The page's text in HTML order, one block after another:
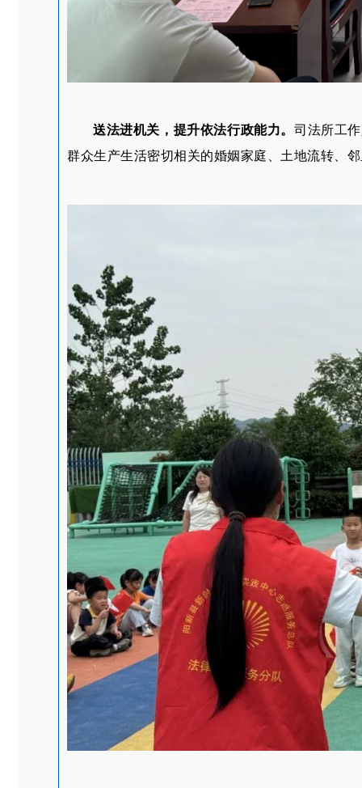
送法进机关，提升依法行政能力。司法所工
群众生产生活密切相关的婚姻家庭、土地流转、